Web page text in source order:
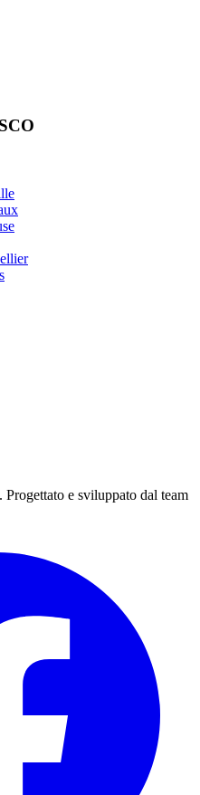
e sviluppato dal team